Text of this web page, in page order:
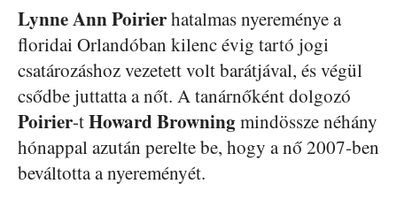
Lynne Ann Poirierhatalmas nyereménye a
floridai Orlandóban kilenc évig tartó jogi
csatározáshoz vezetett volt barátjával, és végül
csődbe juttatta a nőt. A tanárnőként dolgozó
Poirier-tHoward Browningmindössze néhány
hónappal azután perelte be, hogy a nő 2007-ben
beváltotta a nyereményét.